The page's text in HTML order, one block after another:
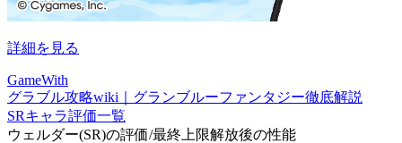
詳細を見る
GameWith
グラブル攻略wiki｜グランブルーファンタジー徹底解説
SRキャラ評価一覧
ウェルダー(SR)の評価/最終上限解放後の性能